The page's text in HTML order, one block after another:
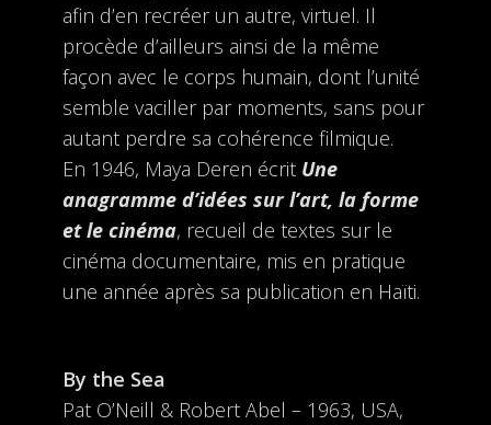
afin d’en recréer un autre, virtuel. Il
procède d’ailleurs ainsi de la même
façon avec le corps humain, dont l’unité
semble vaciller par moments, sans pour
autant perdre sa cohérence filmique.
En 1946, Maya Deren écritUne
anagramme d’idées sur l’art, la forme
et le cinéma, recueil de textes sur le
cinéma documentaire, mis en pratique
une année après sa publication en Haïti.
By the Sea
Pat O’Neill & Robert Abel – 1963, USA,